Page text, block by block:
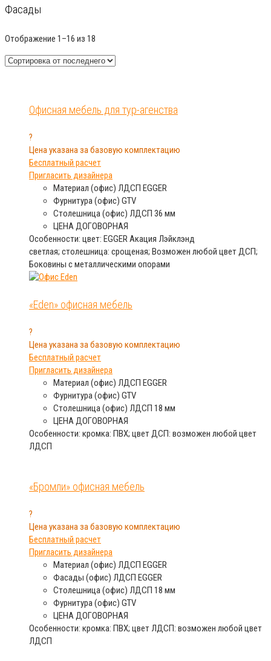
Фасады
Отображение 1–16 из 18
Офисная мебель для тур-агенства
?
Цена указана за базовую комплектацию
Бесплатный расчет
Пригласить дизайнера
Материал (офис) ЛДСП EGGER
Фурнитура (офис) GTV
Столешница (офис) ЛДСП 36 мм
ЦЕНАДОГОВОРНАЯ
Особенности: цвет: EGGER Акация Лэйклэнд
светлая; столешница: срощеная; Возможен любой цвет ДСП;
Боковины с металлическими опорами
«Eden» офисная мебель
?
Цена указана за базовую комплектацию
Бесплатный расчет
Пригласить дизайнера
Материал (офис) ЛДСП EGGER
Фурнитура (офис) GTV
Столешница (офис) ЛДСП 18 мм
ЦЕНАДОГОВОРНАЯ
Особенности: кромка: ПВХ; цвет ДСП: возможен любой цвет
ЛДСП
«Бромли» офисная мебель
?
Цена указана за базовую комплектацию
Бесплатный расчет
Пригласить дизайнера
Материал (офис) ЛДСП EGGER
Фасады (офис) ЛДСП EGGER
Столешница (офис) ЛДСП 18 мм
Фурнитура (офис) GTV
ЦЕНАДОГОВОРНАЯ
Особенности: кромка: ПВХ; цвет ЛДСП: возможен любой цвет
ЛДСП